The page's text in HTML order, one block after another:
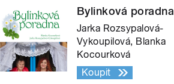
Bylinková poradna
Jarka Rozsypalová-
Vykoupilová, Blanka
Kocourková
Koupit